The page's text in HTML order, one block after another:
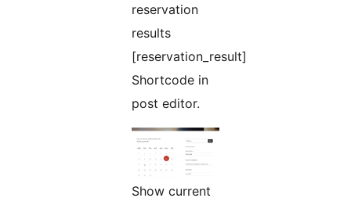
reservation
results
[reservation_result]
Shortcode in
post editor.
Show current